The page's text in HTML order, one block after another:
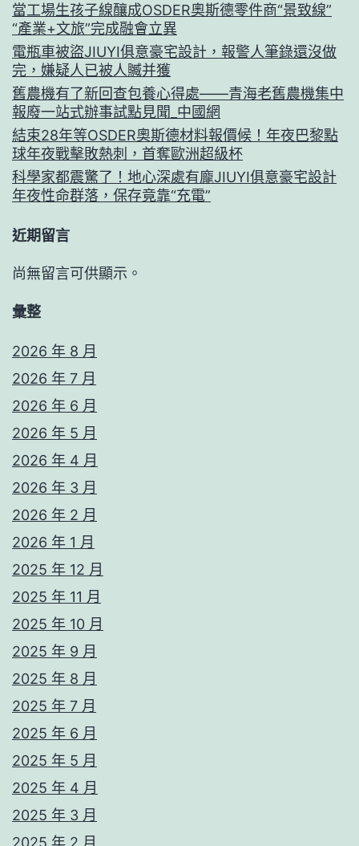
當工場生孩子線釀成OSDER奧斯德零件商“景致線”
“產業+文旅”完成融會立異
電瓶車被盜JIUYI俱意豪宅設計，報警人筆錄還沒做
完，嫌疑人已被人贓并獲
舊農機有了新回查包養心得處——青海老舊農機集中
報廢一站式辦事試點見聞_中國網
結束28年等OSDER奧斯德材料報價候！年夜巴黎點
球年夜戰擊敗熱刺，首奪歐洲超級杯
科學家都震驚了！地心深處有龐JIUYI俱意豪宅設計
年夜性命群落，保存竟靠“充電”
近期留言
尚無留言可供顯示。
彙整
2026 年 8 月
2026 年 7 月
2026 年 6 月
2026 年 5 月
2026 年 4 月
2026 年 3 月
2026 年 2 月
2026 年 1 月
2025 年 12 月
2025 年 11 月
2025 年 10 月
2025 年 9 月
2025 年 8 月
2025 年 7 月
2025 年 6 月
2025 年 5 月
2025 年 4 月
2025 年 3 月
2025 年 2 月